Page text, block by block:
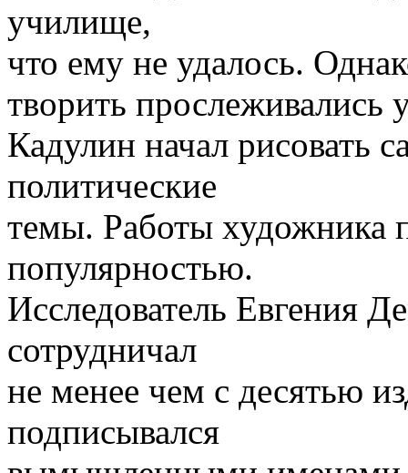
училище,
что ему не удалось.
творить прослеживались
Кадулин начал рисовать
политические
темы. Работы художника
популярностью.
Исследователь Евгения
сотрудничал
не менее чем с десятью
подписывался